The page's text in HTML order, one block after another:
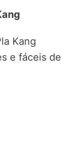
Kang
e fáceis de